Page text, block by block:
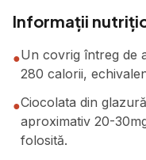
Informații
●Un covrig întreg de
280 calorii,
●Ciocolata din
aproximativ 20-
folosită.